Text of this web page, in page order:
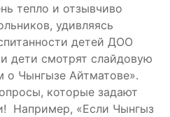
тепло и отзывчиво
удивляясь
детей ДОО
дети смотрят слайдовую
Чынгызе Айтматове».
которые задают
Например, «Если Чынгыз